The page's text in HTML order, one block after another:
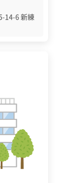
14-6 新練